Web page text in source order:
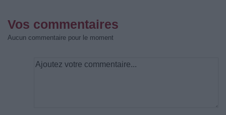
Vos commentaires
Aucun commentaire pour le moment